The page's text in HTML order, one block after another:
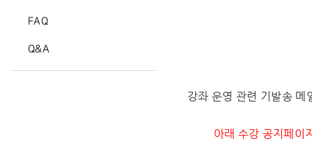
FAQ
Q&A
강좌 운영 관련 기발송
아래 수강 공지페이